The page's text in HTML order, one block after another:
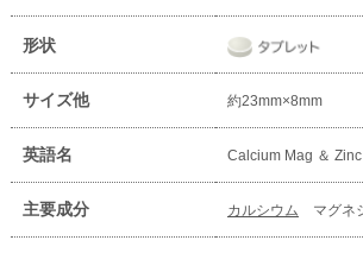
形状
サイズ他 約23mm×8mm
英語名 Calcium Mag ＆ Zinc
主要成分 カルシウム マグネ